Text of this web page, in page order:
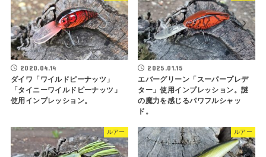
2020.04.14
ダイワ「ワイルドピーナッツ」
「タイニーワイルドピーナッツ」
使用インプレッション。
2025.01.15
エバーグリーン「スーパープレデ
ター」使用インプレッション。謎
の魔力を感じるパワフルシャッ
ド。
ルアー ルアー